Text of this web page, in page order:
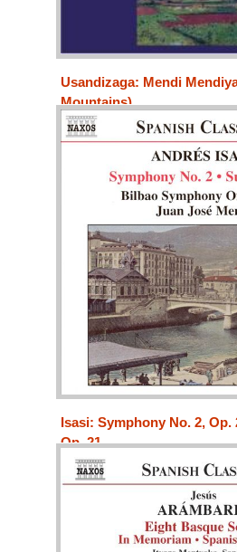
Usandizaga: Mendi
Mountains)
Bilbao Orkestra Sinfonikoa, Coral
Mena (conductor)
Isasi: Symphony No. 2, Op.
Op. 21
Bilbao Symphony Orchestra,